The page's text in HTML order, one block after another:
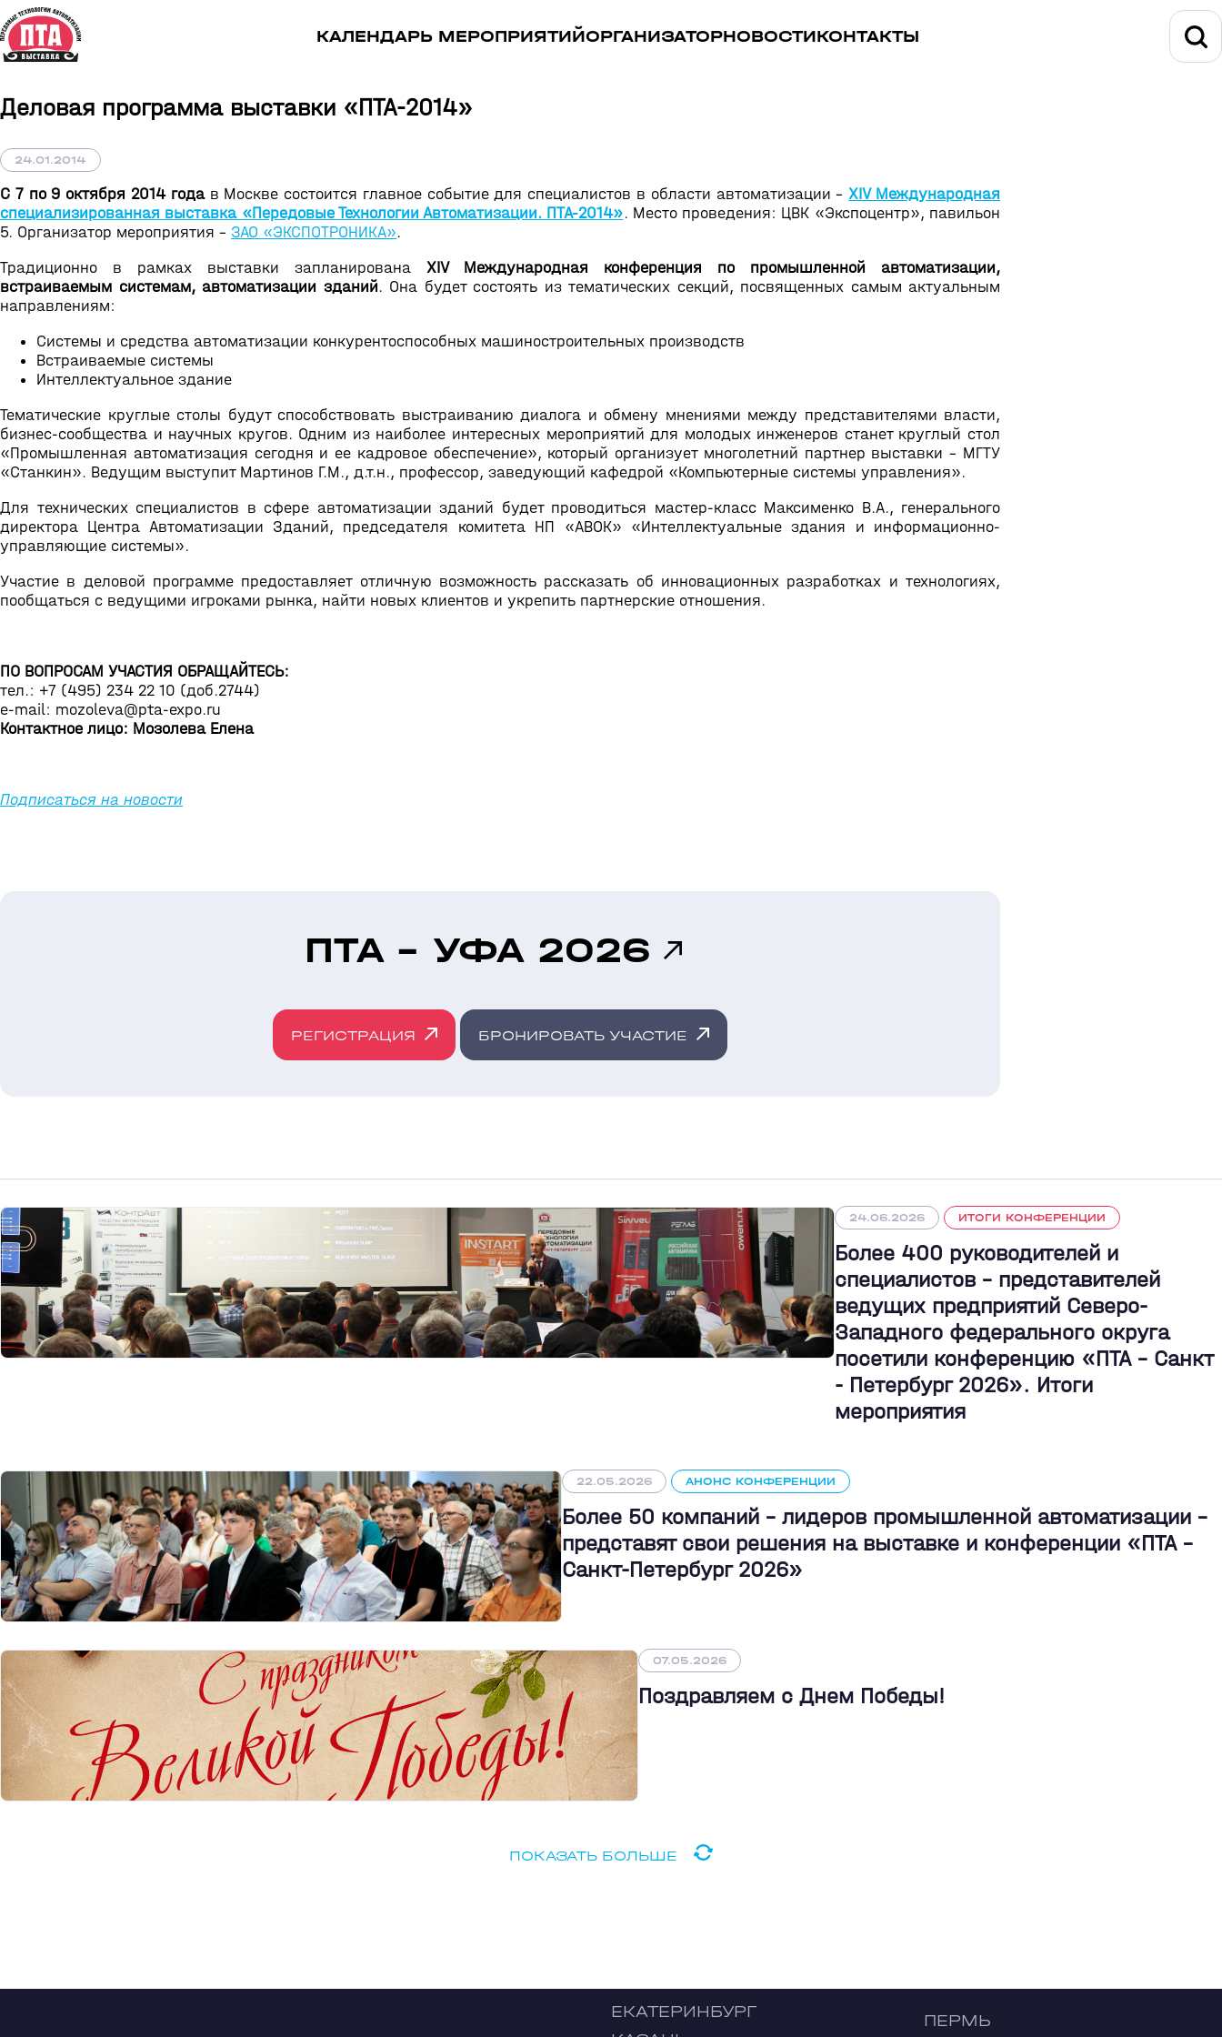
КАЛЕНДАРЬ МЕРОПРИЯТИЙОРГАНИЗАТОРНОВОСТИКОНТАКТЫ
Деловая программа выставки «ПТА-2014»
24.01.2014
C 7 по 9 октября 2014 годав Москве состоится главное событие для специалистов в области автоматизации - XIV Международная
специализированная выставка «Передовые Технологии Автоматизации. ПТА-2014». Место проведения: ЦВК «Экспоцентр», павильон
5. Организатор мероприятия - ЗАО «ЭКСПОТРОНИКА».
Традиционно в рамках выставки запланирована ХIV Международная конференция по промышленной автоматизации,
встраиваемым системам, автоматизации зданий. Она будет состоять из тематических секций, посвященных самым актуальным
направлениям:
Системы и средства автоматизации конкурентоспособных машиностроительных производств
Встраиваемые системы
Интеллектуальное здание
Тематические круглые столы будут способствовать выстраиванию диалога и обмену мнениями между представителями власти,
бизнес-сообщества и научных кругов. Одним из наиболее интересных мероприятий для молодых инженеров станет круглый стол
«Промышленная автоматизация сегодня и ее кадровое обеспечение», который организует многолетний партнер выставки - МГТУ
«Станкин». Ведущим выступит Мартинов Г.М., д.т.н., профессор, заведующий кафедрой «Компьютерные системы управления».
Для технических специалистов в сфере автоматизации зданий будет проводиться мастер-класс Максименко В.А., генерального
директора Центра Автоматизации Зданий, председателя комитета НП «АВОК» «Интеллектуальные здания и информационно-
управляющие системы».
Участие в деловой программе предоставляет отличную возможность рассказать об инновационных разработках и технологиях,
пообщаться с ведущими игроками рынка, найти новых клиентов и укрепить партнерские отношения.
ПО ВОПРОСАМ УЧАСТИЯ ОБРАЩАЙТЕСЬ:
тел.: +7 (495) 234 22 10 (доб.2744)
e-mail: mozoleva@pta-expo.ru
Контактное лицо: Мозолева Елена
Подписаться на новости
ПТА - УФА 2026
РЕГИСТРАЦИЯ БРОНИРОВАТЬ УЧАСТИЕ
24.06.2026 ИТОГИ КОНФЕРЕНЦИИ
Более 400 руководителей и
специалистов – представителей
ведущих предприятий Северо-
Западного федерального округа
посетили конференцию «ПТА – Санкт
- Петербург 2026». Итоги
мероприятия
22.05.2026 АНОНС КОНФЕРЕНЦИИ
Более 50 компаний - лидеров промышленной автоматизации -
представят свои решения на выставке и конференции «ПТА –
Санкт-Петербург 2026»
07.05.2026
Поздравляем с Днем Победы!
ПОКАЗАТЬ БОЛЬШЕ
ЕКАТЕРИНБУРГ
ПЕРМЬ